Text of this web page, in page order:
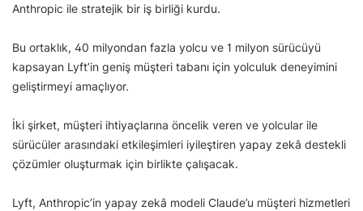
Anthropic ile stratejik bir iş birliği kurdu.
Bu ortaklık, 40 milyondan fazla yolcu ve 1 milyon sürücüyü
kapsayan Lyft’in geniş müşteri tabanı için yolculuk deneyimini
geliştirmeyi amaçlıyor.
İki şirket, müşteri ihtiyaçlarına öncelik veren ve yolcular ile
sürücüler arasındaki etkileşimleri iyileştiren yapay zekâ destekli
çözümler oluşturmak için birlikte çalışacak.
Lyft, Anthropic’in yapay zekâ modeli Claude’u müşteri hizmetleri